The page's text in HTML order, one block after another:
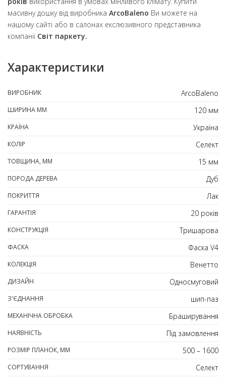
масивну дошку від виробника ArcoBaleno Ви можете на
нашому сайті або в салонах екслюзивного представника
компанії Світ паркету.
Характеристики
ВИРОБНИК ArcoBaleno
ШИРИНА ММ 120 мм
КРАЇНА Україна
КОЛІР Селект
ТОВЩИНА, ММ 15 мм
ПОРОДА ДЕРЕВА Дуб
ПОКРИТТЯ Лак
ГАРАНТІЯ 20 років
КОНСТРУКЦІЯ Тришарова
ФАСКА Фаска V4
КОЛЕКЦІЯ Венетто
ДИЗАЙН Односмуговий
З'ЄДНАННЯ шип-паз
МЕХАНІЧНА ОБРОБКА Браширування
НАЯВНІСТЬ Під замовлення
РОЗМІР ПЛАНОК, ММ 500 – 1600
СОРТУВАННЯ Селект